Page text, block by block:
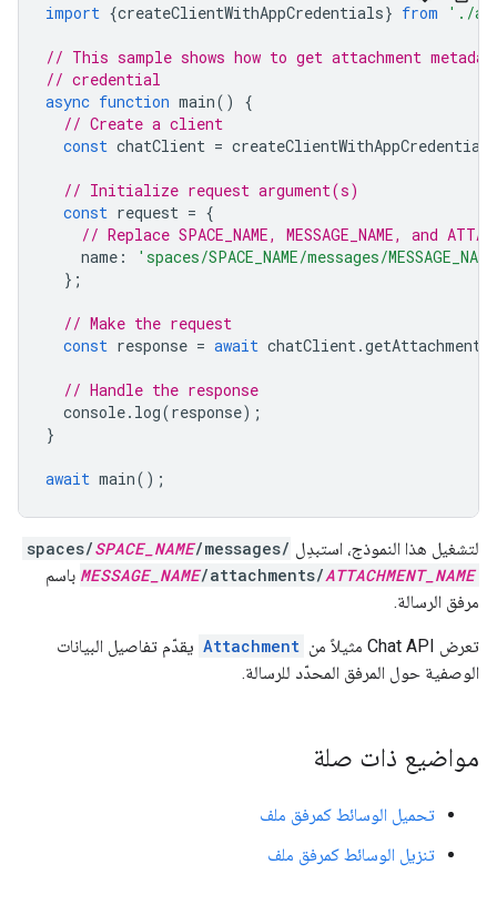
import {createClientWithAppCredentials} from './
// This sample shows how to get attachment
// credential
async function main()
{
// Create a client
const chatClient = createClientWithAppCredentials
// Initialize request argument(s)
const request = {
// Replace SPACE_NAME, MESSAGE_NAME, and
name :
'spaces/SPACE_NAME/messages/
};
// Make the request
const response = await chatClient.getAttachment
// Handle the response
console. log(response);
}
await main();
لتشغيل هذا النموذج، استبدِل spaces/SPACE_NAME/messages/
MESSAGE_NAME/attachments/ATTACHMENT_NAME
باسم
مرفق الرسالة.
تعرض Chat API مثيلاً من Attachment يقدّم تفاصيل البيانات
الوصفية حول المرفق المحدّد للرسالة.
مواضيع ذات صلة
تحميل الوسائط كمرفق ملف
تنزيل الوسائط كمرفق ملف